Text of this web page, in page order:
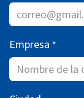
Empresa *